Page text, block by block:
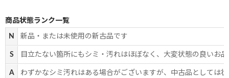
商品状態ランク一覧
N 新品・または未使用の新古品です
S 目立たない箇所にもシミ・汚れはほぼなく、大変状態の良いお
A わずかなシミ汚れはある場合がございますが、中古品としては